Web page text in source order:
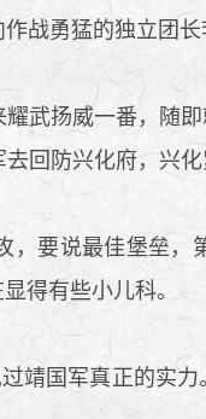
战勇猛的独立团
武扬威一番，随即
回防兴化府，兴
要说最佳堡垒，
得有些小儿科。
国军真正的实